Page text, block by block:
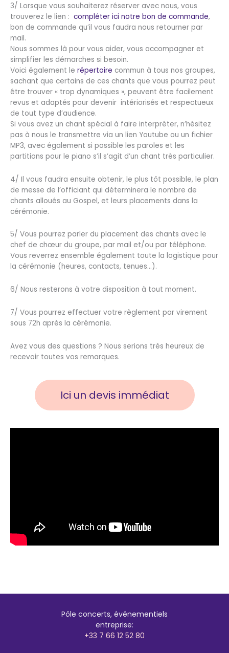
3/ Lorsque vous souhaiterez réserver avec nous, vous
trouverez le lien : compléter ici notre bon de commande,
bon de commande qu’il vous faudra nous retourner par
mail.
Nous sommes là pour vous aider, vous accompagner et
simplifier les démarches si besoin.
Voici également le répertoire commun à tous nos groupes,
sachant que certains de ces chants que vous pourrez peut
être trouver « trop dynamiques », peuvent être facilement
revus et adaptés pour devenir intériorisés et respectueux
de tout type d’audience.
Si vous avez un chant spécial à faire interpréter, n’hésitez
pas à nous le transmettre via un lien Youtube ou un fichier
MP3, avec également si possible les paroles et les
partitions pour le piano s’il s’agit d’un chant très particulier.
4/ Il vous faudra ensuite obtenir, le plus tôt possible, le plan
de messe de l’officiant qui déterminera le nombre de
chants alloués au Gospel, et leurs placements dans la
cérémonie.
5/ Vous pourrez parler du placement des chants avec le
chef de chœur du groupe, par mail et/ou par téléphone.
Vous reverrez ensemble également toute la logistique pour
la cérémonie (heures, contacts, tenues…).
6/ Nous resterons à votre disposition à tout moment.
7/ Vous pourrez effectuer votre règlement par virement
sous 72h après la cérémonie.
Avez vous des questions ? Nous serions très heureux de
recevoir toutes vos remarques.
Ici un devis immédiat
Pôle concerts, événementiels
entreprise:
+33 7 66 12 52 80